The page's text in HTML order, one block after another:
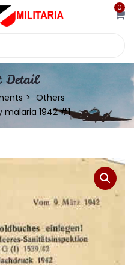
0
Detail
Others
malaria 1942 #1